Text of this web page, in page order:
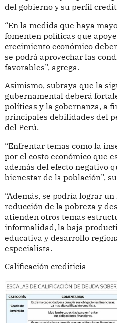
del gobierno y su perfil
“En la medida que haya
fomenten políticas que
crecimiento económico
se podrá aprovechar las
favorables”, agrega.
Asimismo, subraya que la
gubernamental deberá
políticas y la gobernanza, a
principales debilidades del
del Perú.
“Enfrentar temas como la
por el costo económico que
además del efecto negativo
bienestar de la población”,
“Además, se podría lograr
reducción de la pobreza y
atienden otros temas
informalidad, la baja
educativa y desarrollo
especialista.
Calificación crediticia